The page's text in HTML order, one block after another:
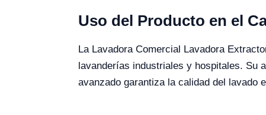
Uso del Producto en el
La Lavadora Comercial Lavadora
lavanderías industriales y hospitales. Su
avanzado garantiza la calidad del lavado